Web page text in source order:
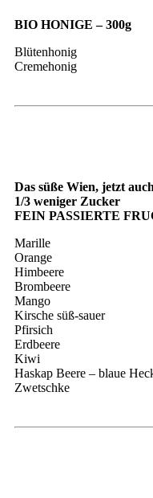
BIO HONIGE – 300g
Blütenhonig
Cremehonig
Das süße Wien, jetzt
1/3 weniger Zucker
FEIN PASSIERTE
Marille
Orange
Himbeere
Brombeere
Mango
Kirsche süß-sauer
Pfirsich
Erdbeere
Kiwi
Haskap Beere – blaue
Zwetschke